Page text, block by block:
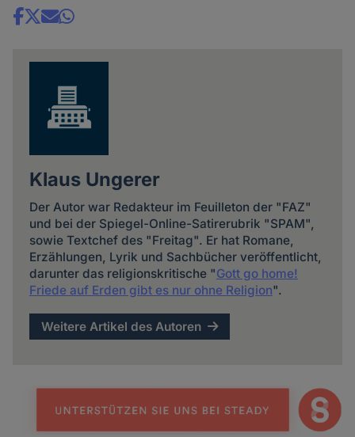
Share
Klaus Ungerer
Der Autor war Redakteur im Feuilleton der "FAZ"
und bei der Spiegel-Online-Satirerubrik "SPAM",
sowie Textchef des "Freitag". Er hat Romane,
Erzählungen, Lyrik und Sachbücher veröffentlicht,
darunter das religionskritische "Gott go home!
Friede auf Erden gibt es nur ohne Religion".
Weitere Artikel des Autoren